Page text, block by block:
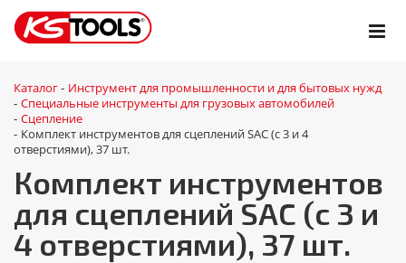
Каталог - Инструмент для промышленности и для бытовых нужд
- Специальные инструменты для грузовых автомобилей
- Сцепление
- Комплект инструментов для сцеплений SAC (с 3 и 4
отверстиями), 37 шт.
Комплект инструментов
для сцеплений SAC (с 3 и
4 отверстиями), 37 шт.